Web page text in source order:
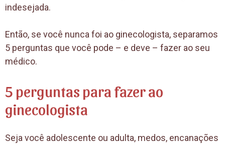
indesejada.
Então, se você nunca foi ao ginecologista, separamos
5 perguntas que você pode – e deve – fazer ao seu
médico.
5 perguntas para fazer ao
ginecologista
Seja você adolescente ou adulta, medos, encanações